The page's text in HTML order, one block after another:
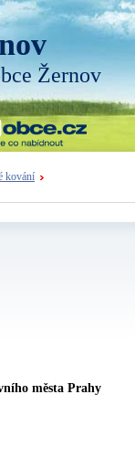
Žernov
kování
města Prahy